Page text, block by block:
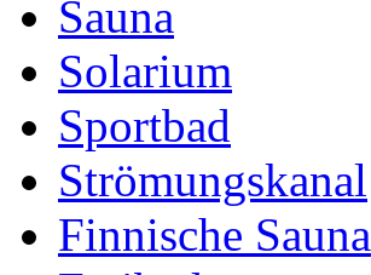
Sauna
Solarium
Sportbad
Strömungskanal
Finnische Sauna